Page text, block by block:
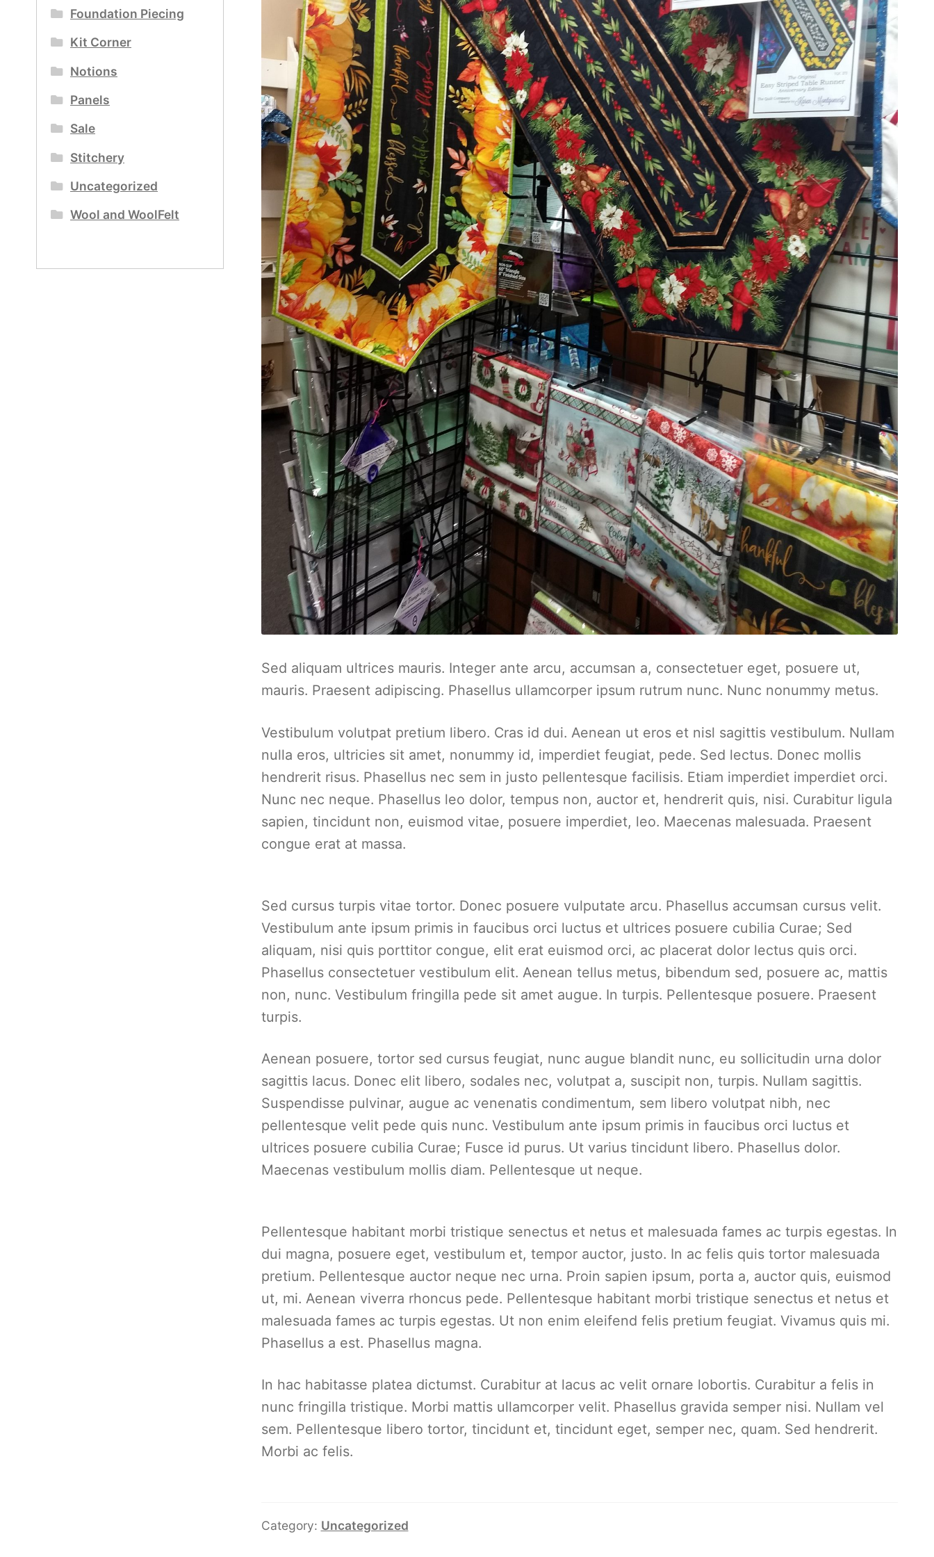
Sed aliquam ultrices mauris. Integer ante arcu, accumsan a, consectetuer eget, posuere ut,
mauris. Praesent adipiscing. Phasellus ullamcorper ipsum rutrum nunc. Nunc nonummy metus.
Vestibulum volutpat pretium libero. Cras id dui. Aenean ut eros et nisl sagittis vestibulum. Nullam
nulla eros, ultricies sit amet, nonummy id, imperdiet feugiat, pede. Sed lectus. Donec mollis
hendrerit risus. Phasellus nec sem in justo pellentesque facilisis. Etiam imperdiet imperdiet orci.
Nunc nec neque. Phasellus leo dolor, tempus non, auctor et, hendrerit quis, nisi. Curabitur ligula
sapien, tincidunt non, euismod vitae, posuere imperdiet, leo. Maecenas malesuada. Praesent
congue erat at massa.
Sed cursus turpis vitae tortor. Donec posuere vulputate arcu. Phasellus accumsan cursus velit.
Vestibulum ante ipsum primis in faucibus orci luctus et ultrices posuere cubilia Curae; Sed
aliquam, nisi quis porttitor congue, elit erat euismod orci, ac placerat dolor lectus quis orci.
Phasellus consectetuer vestibulum elit. Aenean tellus metus, bibendum sed, posuere ac, mattis
non, nunc. Vestibulum fringilla pede sit amet augue. In turpis. Pellentesque posuere. Praesent
turpis.
Aenean posuere, tortor sed cursus feugiat, nunc augue blandit nunc, eu sollicitudin urna dolor
sagittis lacus. Donec elit libero, sodales nec, volutpat a, suscipit non, turpis. Nullam sagittis.
Suspendisse pulvinar, augue ac venenatis condimentum, sem libero volutpat nibh, nec
pellentesque velit pede quis nunc. Vestibulum ante ipsum primis in faucibus orci luctus et
ultrices posuere cubilia Curae; Fusce id purus. Ut varius tincidunt libero. Phasellus dolor.
Maecenas vestibulum mollis diam. Pellentesque ut neque.
Pellentesque habitant morbi tristique senectus et netus et malesuada fames ac turpis egestas. In
dui magna, posuere eget, vestibulum et, tempor auctor, justo. In ac felis quis tortor malesuada
pretium. Pellentesque auctor neque nec urna. Proin sapien ipsum, porta a, auctor quis, euismod
ut, mi. Aenean viverra rhoncus pede. Pellentesque habitant morbi tristique senectus et netus et
malesuada fames ac turpis egestas. Ut non enim eleifend felis pretium feugiat. Vivamus quis mi.
Phasellus a est. Phasellus magna.
In hac habitasse platea dictumst. Curabitur at lacus ac velit ornare lobortis. Curabitur a felis in
nunc fringilla tristique. Morbi mattis ullamcorper velit. Phasellus gravida semper nisi. Nullam vel
sem. Pellentesque libero tortor, tincidunt et, tincidunt eget, semper nec, quam. Sed hendrerit.
Morbi ac felis.
Category: Uncategorized
Foundation Piecing
Kit Corner
Notions
Panels
Sale
Stitchery
Uncategorized
Wool and WoolFelt